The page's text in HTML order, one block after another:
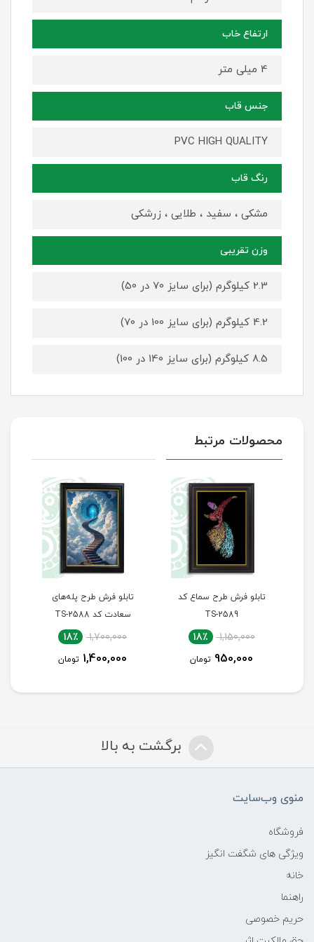
ارتفاع خاب
4 میلی متر
جنس قاب
PVC HIGH QUALITY
رنگ قاب
مشکی ، سفید ، طلایی ، زرشکی
وزن تقریبی
2.3 کیلوگرم (برای سایز 70 در 50)
4.2 کیلوگرم (برای سایز 100 در 70)
8.5 کیلوگرم (برای سایز 140 در 100)
محصولات مرتبط
تابلو فرش طرح سماع کد
TS-2589
1,150,000 18٪
950,000 تومان
تابلو فرش طرح پله‌های
سعادت کد TS-2588
1,700,000 18٪
1,400,000 تومان
برگشت به بالا
منوی وب‌سایت
فروشگاه
ویژگی های شگفت انگیز
خانه
راهنما
حریم خصوصی